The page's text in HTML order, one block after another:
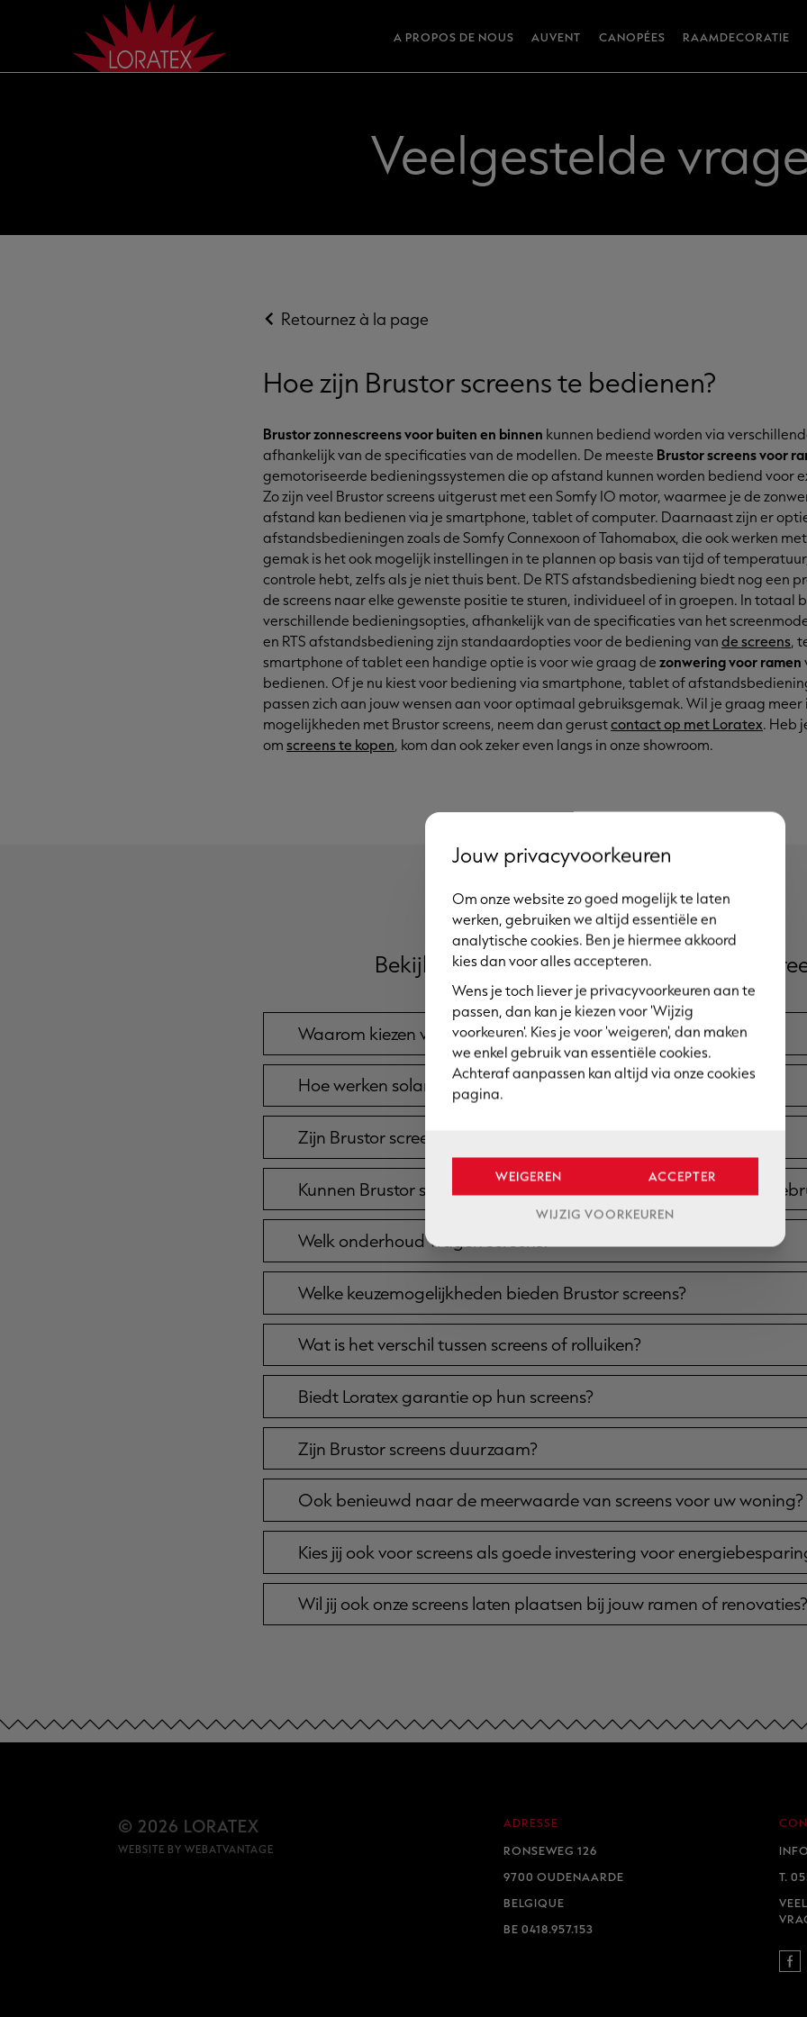
A PROPOS DE NOUS AUVENT CANOPÉES RAAMDECORATIE
Veelgestelde
Retournez à la page
Hoe zijn Brustor screens te bedienen?
Brustor zonnescreens voor buiten en binnen kunnen bediend worden via
afhankelijk van de specificaties van de modellen. De meeste Brustor screens voor
gemotoriseerde bedieningssystemen die op afstand kunnen worden bediend voor
Zo zijn veel Brustor screens uitgerust met een Somfy IO motor, waarmee je de
afstand kan bedienen via je smartphone, tablet of computer. Daarnaast zijn er
afstandsbedieningen zoals de Somfy Connexoon of Tahomabox, die ook werken
gemak is het ook mogelijk instellingen in te plannen op basis van tijd of
controle hebt, zelfs als je niet thuis bent. De RTS afstandsbediening biedt nog een
de screens naar elke gewenste positie te sturen, individueel of in groepen. In totaal
verschillende bedieningsopties, afhankelijk van de specificaties van het
en RTS afstandsbediening zijn standaardopties voor de bediening vande screens,
smartphone of tablet een handige optie is voor wie graag dezonwering voor ramen
bedienen. Of je nu kiest voor bediening via smartphone, tablet of
passen zich aan jouw wensen aan voor optimaal gebruiksgemak. Wil je graag
mogelijkheden met Brustor screens, neem dan gerustcontact op met Loratex. Heb
omscreens te kopen, kom dan ook zeker even langs in onze showroom.
Bekijk ook deze andere vragen binnen
Waarom kiezen voor screens van Brustor?
Hoe werken solar screens?
Zijn Brustor screens geschikt voor grote ramen en veranda’s?
Kunnen Brustor screens in alle weersomstandigheden worden
Welk onderhoud vragen screens?
Welke keuzemogelijkheden bieden Brustor screens?
Wat is het verschil tussen screens of rolluiken?
Biedt Loratex garantie op hun screens?
Zijn Brustor screens duurzaam?
Ook benieuwd naar de meerwaarde van screens voor uw woning?
Kies jij ook voor screens als goede investering voor
Wil jij ook onze screens laten plaatsen bij jouw ramen of
© 2026 LORATEX
WEBSITE BY WEBATVANTAGE
ADRESSE
RONSEWEG 126
9700 OUDENAARDE
BELGIQUE
BE 0418.957.153
E.
T.
Jouw privacyvoorkeuren
Om onze website zo goed mogelijk te laten
werken, gebruiken we altijd essentiële en
analytische cookies. Ben je hiermee akkoord
kies dan voor alles accepteren.
Wens je toch liever je privacyvoorkeuren aan te
passen, dan kan je kiezen voor 'Wijzig
voorkeuren'. Kies je voor 'weigeren', dan maken
we enkel gebruik van essentiële cookies.
Achteraf aanpassen kan altijd via onze cookies
pagina.
WEIGEREN ACCEPTER
WIJZIG VOORKEUREN